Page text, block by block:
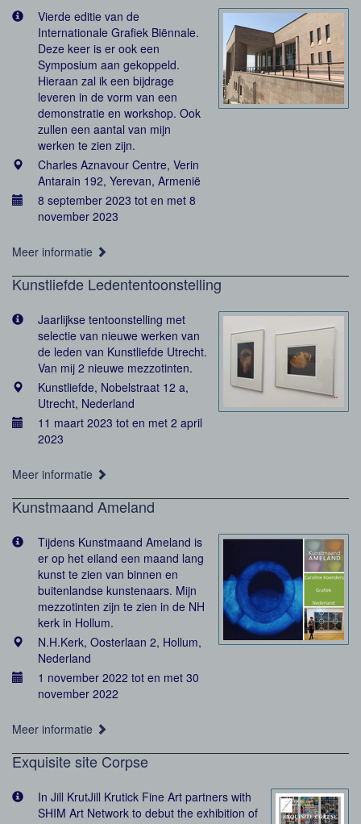
Vierde editie van de
Internationale Grafiek Biënnale.
Deze keer is er ook een
Symposium aan gekoppeld.
Hieraan zal ik een bijdrage
leveren in de vorm van een
demonstratie en workshop. Ook
zullen een aantal van mijn
werken te zien zijn.
Charles Aznavour Centre, Verin
Antarain 192, Yerevan, Armenië
8 september 2023 tot en met 8
november 2023
Meer informatie
Kunstliefde Ledententoonstelling
Jaarlijkse tentoonstelling met
selectie van nieuwe werken van
de leden van Kunstliefde Utrecht.
Van mij 2 nieuwe mezzotinten.
Kunstliefde, Nobelstraat 12 a,
Utrecht, Nederland
11 maart 2023 tot en met 2 april
2023
Meer informatie
Kunstmaand Ameland
Tijdens Kunstmaand Ameland is
er op het eiland een maand lang
kunst te zien van binnen en
buitenlandse kunstenaars. Mijn
mezzotinten zijn te zien in de NH
kerk in Hollum.
N.H.Kerk, Oosterlaan 2, Hollum,
Nederland
1 november 2022 tot en met 30
november 2022
Meer informatie
Exquisite site Corpse
In Jill KrutJill Krutick Fine Art partners with
SHIM Art Network to debut the exhibition of